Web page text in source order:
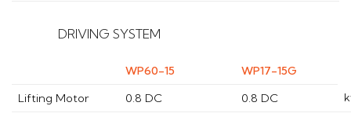
DRIVING SYSTEM
WP60-15
WP17-15G
Lifting Motor
0.8 DC 0.8 DC